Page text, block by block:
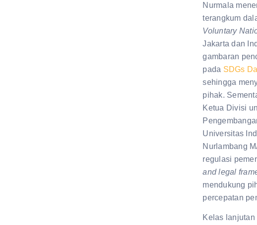
Nurmala
terangkum
Voluntary
Jakarta dan
gambaran
pada SDGs
sehingga
pihak.
Ketua Divisi
Universitas
Nurlambang
regulasi
and legal
mendukung
percepatan
Kelas